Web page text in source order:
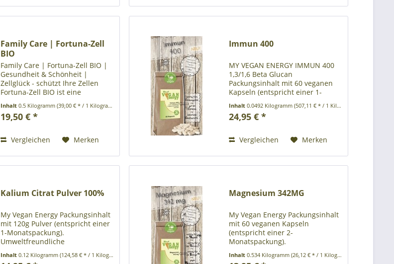
Family Care | Fortuna-Zell
BIO
Family Care | Fortuna-Zell BIO |
Gesundheit & Schönheit |
Zellglück - schützt Ihre Zellen
Fortuna-Zell BIO ist eine
Weizenkeim Feingranulat,
Aroniabeerenpulver und
Natur Spermidin aus...
Inhalt0.5 Kilogramm(39,00 € * / 1 Kilogramm)
19,50 € *
Vergleichen Merken
Immun 400
MY VEGAN ENERGY IMMUN 400
1,3/1,6 Beta Glucan
Packungsinhalt mit 60 veganen
Kapseln (entspricht einer 1-
Umweltfreundliche
Papierverpackung ohne
Beta-Glucan, HPMC = vegane
Kapselhülle aus...
Inhalt0.0492 Kilogramm(507,11 € * / 1 Kilogramm)
24,95 € *
Vergleichen Merken
Kalium Citrat Pulver 100%
My Vegan Energy Packungsinhalt
mit 120g Pulver (entspricht einer
1-Monatspackung).
Umweltfreundliche
Kunststoff Produktbeschreibung:
Inhalt0.12 Kilogramm(124,58 € * / 1 Kilogramm)
Magnesium 342MG
My Vegan Energy Packungsinhalt
mit 60 veganen Kapseln
(entspricht einer 2-
Monatspackung).
Papierverpackung ohne
Inhalt0.534 Kilogramm(26,12 € * / 1 Kilogramm)